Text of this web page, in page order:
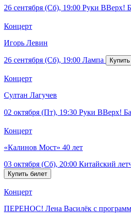
26 сентября (Сб), 19:00 Руки ВВерх!
Концерт
Игорь Левин
26 сентября (Сб), 19:00 Лампа
Концерт
Султан Лагучев
02 октября (Пт), 19:30 Руки ВВерх!
Концерт
«Калинов Мост» 40 лет
03 октября (Сб), 20:00 Китайский
Концерт
ПЕРЕНОС! Лена Василёк с